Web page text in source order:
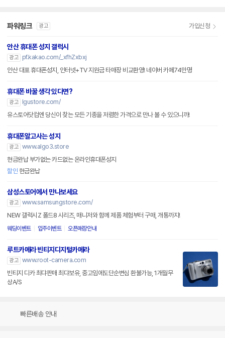
파워링크 광고 가입신청
안산 휴대폰 성지 갤럭시
광고
pf.kakao.com/_xfhZxbxj
안산 대표 휴대폰성지, 인터넷+TV 지원금 타매장 비교환영! 네이버 카페74만명
휴대폰 바꿀 생각 있다면?
광고
lgustore.com/
유스토어닷컴엔 당신이 찾는 모든 기종을 저렴한 가격으로 만나 볼 수 있으니까!
휴대폰알고사는 성지
광고 www.algo3.store
현금완납 부가없는 카드없는 온라인휴대폰성지
할인 현금완납
삼성스토어에서 만나보세요
광고 www.samsungstore.com/
NEW 갤럭시Z 폴드8 시리즈, 매니저와 함께 제품 체험부터 구매, 개통까지!
웨딩이벤트 입주이벤트 오픈매장안내
루트카메라 빈티지디지털카메라
광고 www.root-camera.com
빈티지 디카 최댜판매 최댜보유, 중고임에도단순변심 환불가능, 1개월무
상A/S
빠른배송 안내